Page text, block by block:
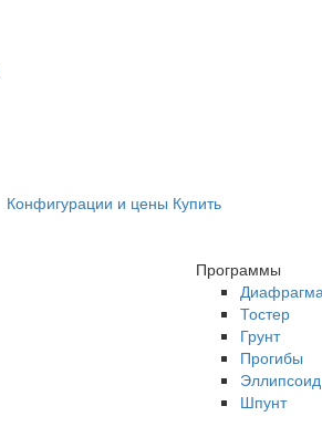
Конфигурации и цены Купить
Программы
Диафрагма
Тостер
Грунт
Прогибы
Эллипсоид
Шпунт